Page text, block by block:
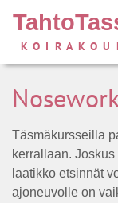
Täsmäkursseilla
kerrallaan.
laatikko etsinnät
ajoneuvolle on